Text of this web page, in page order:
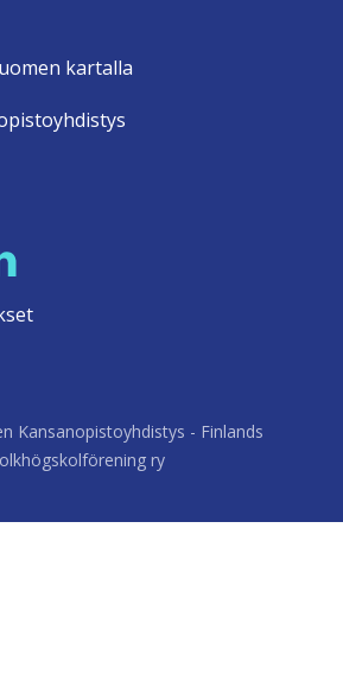
kartalla
Kansanopistoyhdistys - Finlands
ry